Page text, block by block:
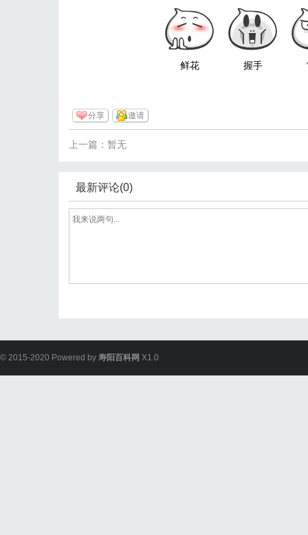
鲜花 握手
分享 邀请
上一篇：暂无
最新评论(0)
© 2015-2020 Powered by 寿阳百科网 X1.0